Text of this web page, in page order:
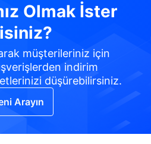
Olmak İster
müşterileriniz için
indirim
düşürebilirsiniz.
Arayın